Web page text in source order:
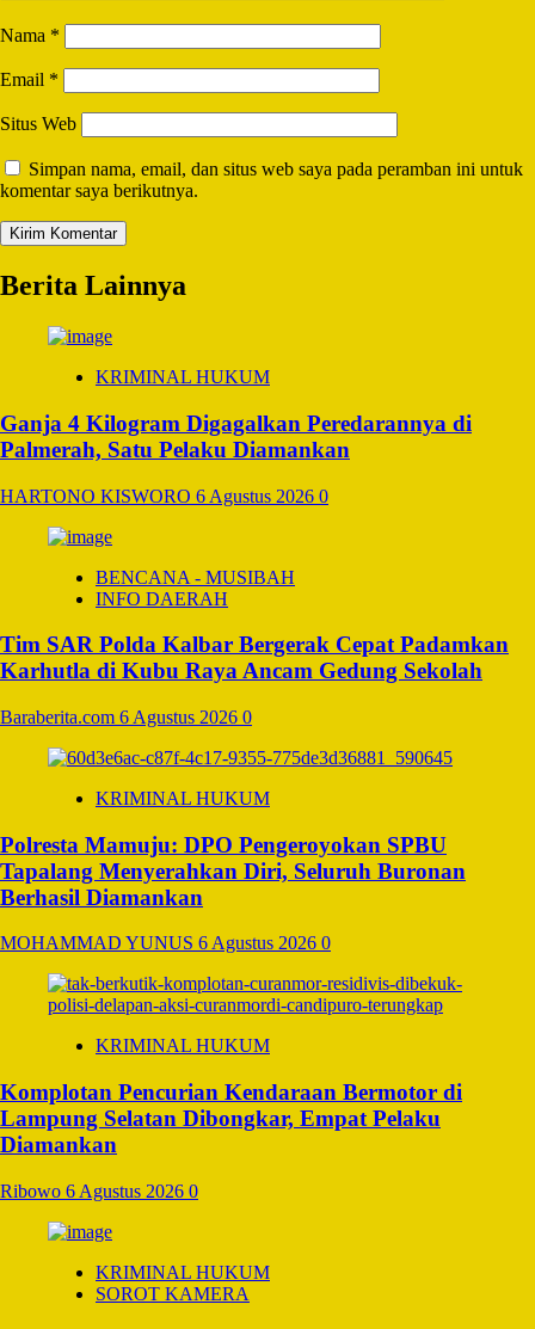
Nama *
Email *
Situs Web
Simpan nama, email, dan situs web saya pada peramban ini untuk
komentar saya berikutnya.
Berita Lainnya
KRIMINAL HUKUM
Ganja 4 Kilogram Digagalkan Peredarannya di
Palmerah, Satu Pelaku Diamankan
HARTONO KISWORO 6 Agustus 2026 0
BENCANA - MUSIBAH
INFO DAERAH
Tim SAR Polda Kalbar Bergerak Cepat Padamkan
Karhutla di Kubu Raya Ancam Gedung Sekolah
Baraberita.com 6 Agustus 2026 0
KRIMINAL HUKUM
Polresta Mamuju: DPO Pengeroyokan SPBU
Tapalang Menyerahkan Diri, Seluruh Buronan
Berhasil Diamankan
MOHAMMAD YUNUS 6 Agustus 2026 0
KRIMINAL HUKUM
Komplotan Pencurian Kendaraan Bermotor di
Lampung Selatan Dibongkar, Empat Pelaku
Diamankan
Ribowo 6 Agustus 2026 0
KRIMINAL HUKUM
SOROT KAMERA